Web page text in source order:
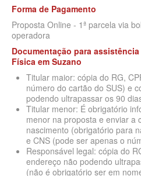
TOTAL MEDCARE PLANO DE
TRASMONTANO PLANO DE SAÚDE
UNIMED CENTRAL PLANO DE
UNIMED GUARULHOS PLANO DE
ÚNICA PLANO DE SAÚDE
CRUZ AZUL PLANO DE SAÚDE
GARANTIA GS PLANO INDIVIDUAL
GNDI PLANO DE SAÚDE INDIVIDUAL
KIPP PLANO DE SAÚDE INDIVIDUAL
MEDICAL HEALTH PLANO DE
MED TOUR PLANO DE SAÚDE
PLENA PLANO DE SAÚDE
Forma de Pagamento
Proposta Online - 1ª parcela via
operadora
Documentação para
Física em Suzano
Titular maior: cópia do RG,
número do cartão do SUS) e
podendo ultrapassar os 90
Titular menor: É obrigatório
menor na proposta e enviar a
nascimento (obrigatório para
e CNS (pode ser apenas o
Responsável legal: cópia do
endereço não podendo
(não é obrigatório ser em